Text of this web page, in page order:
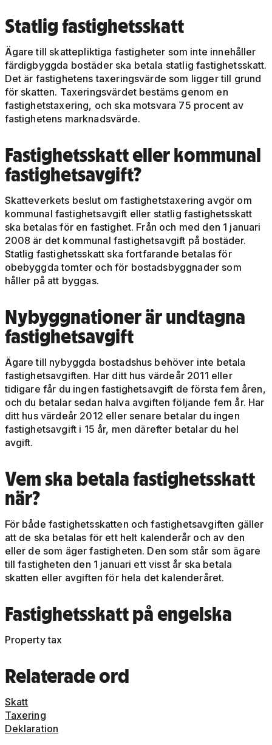
Statlig fastighetsskatt
Ägare till skattepliktiga fastigheter som inte innehåller
färdigbyggda bostäder ska betala statlig fastighetsskatt.
Det är fastighetens taxeringsvärde som ligger till grund
för skatten. Taxeringsvärdet bestäms genom en
fastighetstaxering, och ska motsvara 75 procent av
fastighetens marknadsvärde.
Fastighetsskatt eller kommunal
fastighetsavgift?
Skatteverkets beslut om fastighetstaxering avgör om
kommunal fastighetsavgift eller statlig fastighetsskatt
ska betalas för en fastighet. Från och med den 1 januari
2008 är det kommunal fastighetsavgift på bostäder.
Statlig fastighetsskatt ska fortfarande betalas för
obebyggda tomter och för bostadsbyggnader som
håller på att byggas.
Nybyggnationer är undtagna
fastighetsavgift
Ägare till nybyggda bostadshus behöver inte betala
fastighetsavgiften. Har ditt hus värdeår 2011 eller
tidigare får du ingen fastighetsavgift de första fem åren,
och du betalar sedan halva avgiften följande fem år. Har
ditt hus värdeår 2012 eller senare betalar du ingen
fastighetsavgift i 15 år, men därefter betalar du hel
avgift.
Vem ska betala fastighetsskatt
när?
För både fastighetsskatten och fastighetsavgiften gäller
att de ska betalas för ett helt kalenderår och av den
eller de som äger fastigheten. Den som står som ägare
till fastigheten den 1 januari ett visst år ska betala
skatten eller avgiften för hela det kalenderåret.
Fastighetsskatt på engelska
Property tax
Relaterade ord
Skatt
Taxering
Deklaration